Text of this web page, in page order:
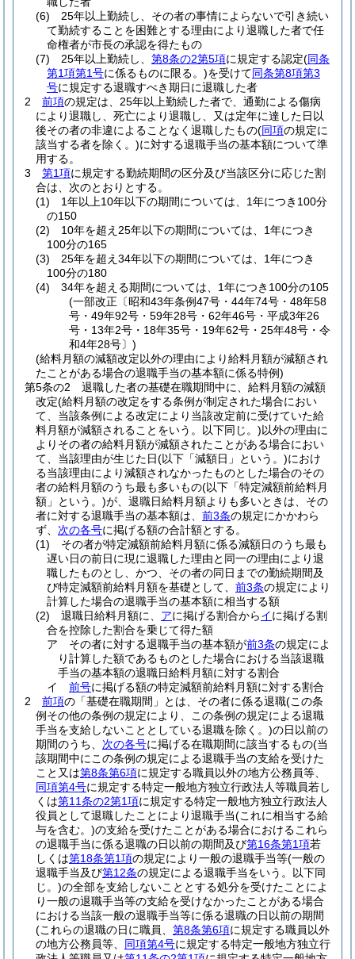
(6)
25年以上勤続し、その者の事情によらないで引き続い
て勤続することを困難とする理由により退職した者で任
命権者が市長の承認を得たもの
(7)
25年以上勤続し、 第8条の2第5項に規定する認定(同条
第1項第1号に係るものに限る。)を受けて同条第8項第3
号に規定する退職すべき期日に退職した者
2
前項の規定は、25年以上勤続した者で、通勤による傷病
により退職し、死亡により退職し、又は定年に達した日以
後その者の非違によることなく退職したもの(同項の規定に
該当する者を除く。)に対する退職手当の基本額について準
用する。
3
第1項に規定する勤続期間の区分及び当該区分に応じた割
合は、次のとおりとする。
(1)
1年以上10年以下の期間については、1年につき100分
の150
(2)
10年を超え25年以下の期間については、1年につき
100分の165
(3)
25年を超え34年以下の期間については、1年につき
100分の180
(4)
34年を超える期間については、1年につき100分の105
(一部改正〔昭和43年条例47号・44年74号・48年58
号・49年92号・59年28号・62年46号・平成3年26
号・13年2号・18年35号・19年62号・25年48号・令
和4年28号〕)
(給料月額の減額改定以外の理由により給料月額が減額され
たことがある場合の退職手当の基本額に係る特例)
第5条の2
退職した者の基礎在職期間中に、給料月額の減額
改定(給料月額の改定をする条例が制定された場合におい
て、当該条例による改定により当該改定前に受けていた給
料月額が減額されることをいう。以下同じ。)以外の理由に
よりその者の給料月額が減額されたことがある場合におい
て、当該理由が生じた日(以下「減額日」という。)におけ
る当該理由により減額されなかったものとした場合のその
者の給料月額のうち最も多いもの(以下「特定減額前給料月
額」という。)が、退職日給料月額よりも多いときは、その
者に対する退職手当の基本額は、 前3条の規定にかかわら
ず、 次の各号に掲げる額の合計額とする。
(1)
その者が特定減額前給料月額に係る減額日のうち最も
遅い日の前日に現に退職した理由と同一の理由により退
職したものとし、かつ、その者の同日までの勤続期間及
び特定減額前給料月額を基礎として、 前3条の規定により
計算した場合の退職手当の基本額に相当する額
(2)
退職日給料月額に、 アに掲げる割合からイに掲げる割
合を控除した割合を乗じて得た額
ア
その者に対する退職手当の基本額が前3条の規定によ
り計算した額であるものとした場合における当該退職
手当の基本額の退職日給料月額に対する割合
イ
前号に掲げる額の特定減額前給料月額に対する割合
2
前項の「基礎在職期間」とは、その者に係る退職(この条
例その他の条例の規定により、この条例の規定による退職
手当を支給しないこととしている退職を除く。)の日以前の
期間のうち、 次の各号に掲げる在職期間に該当するもの(当
該期間中にこの条例の規定による退職手当の支給を受けた
こと又は第8条第6項に規定する職員以外の地方公務員等、
同項第4号に規定する特定一般地方独立行政法人等職員若し
くは第11条の2第1項に規定する特定一般地方独立行政法人
役員として退職したことにより退職手当(これに相当する給
与を含む。)の支給を受けたことがある場合におけるこれら
の退職手当に係る退職の日以前の期間及び第16条第1項若
しくは第18条第1項の規定により一般の退職手当等(一般の
退職手当及び第12条の規定による退職手当をいう。以下同
じ。)の全部を支給しないこととする処分を受けたことによ
り一般の退職手当等の支給を受けなかったことがある場合
における当該一般の退職手当等に係る退職の日以前の期間
(これらの退職の日に職員、 第8条第6項に規定する職員以外
の地方公務員等、 同項第4号に規定する特定一般地方独立行